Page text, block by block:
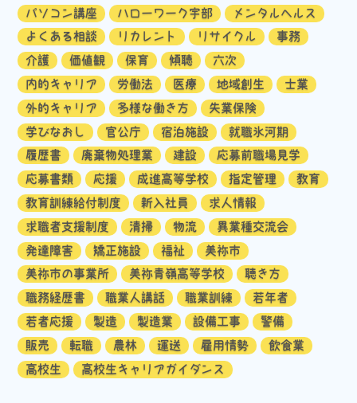
パソコン講座
ハローワーク宇部
メンタルヘルス
よくある相談
リカレント リサイクル
事務
介護
価値観 保育 傾聴
六次
内的キャリア
労働法 医療 地域創生
士業
外的キャリア
多様な働き方
失業保険
学びなおし
官公庁 宿泊施設
就職氷河期
履歴書
廃棄物処理業 建設
応募前職場見学
応募書類
応援 成進高等学校 指定管理
教育
教育訓練給付制度
新入社員
求人情報
求職者支援制度
清掃 物流
異業種交流会
発達障害
矯正施設 福祉
美祢市
美祢市の事業所
美祢青嶺高等学校
聴き方
職務経歴書
職業人講話 職業訓練
若年者
若者応援
製造 製造業 設備工事
警備
販売
転職 農林 運送 雇用情勢
飲食業
高校生
高校生キャリアガイダンス